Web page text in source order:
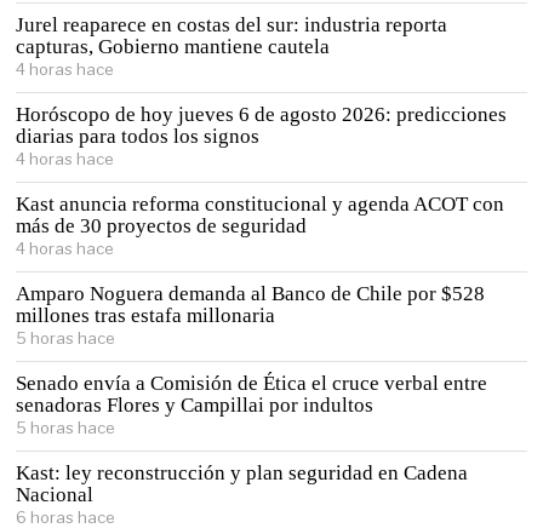
Jurel reaparece en costas del sur: industria reporta
capturas, Gobierno mantiene cautela
4 horas hace
Horóscopo de hoy jueves 6 de agosto 2026: predicciones
diarias para todos los signos
4 horas hace
Kast anuncia reforma constitucional y agenda ACOT con
más de 30 proyectos de seguridad
4 horas hace
Amparo Noguera demanda al Banco de Chile por $528
millones tras estafa millonaria
5 horas hace
Senado envía a Comisión de Ética el cruce verbal entre
senadoras Flores y Campillai por indultos
5 horas hace
Kast: ley reconstrucción y plan seguridad en Cadena
Nacional
6 horas hace